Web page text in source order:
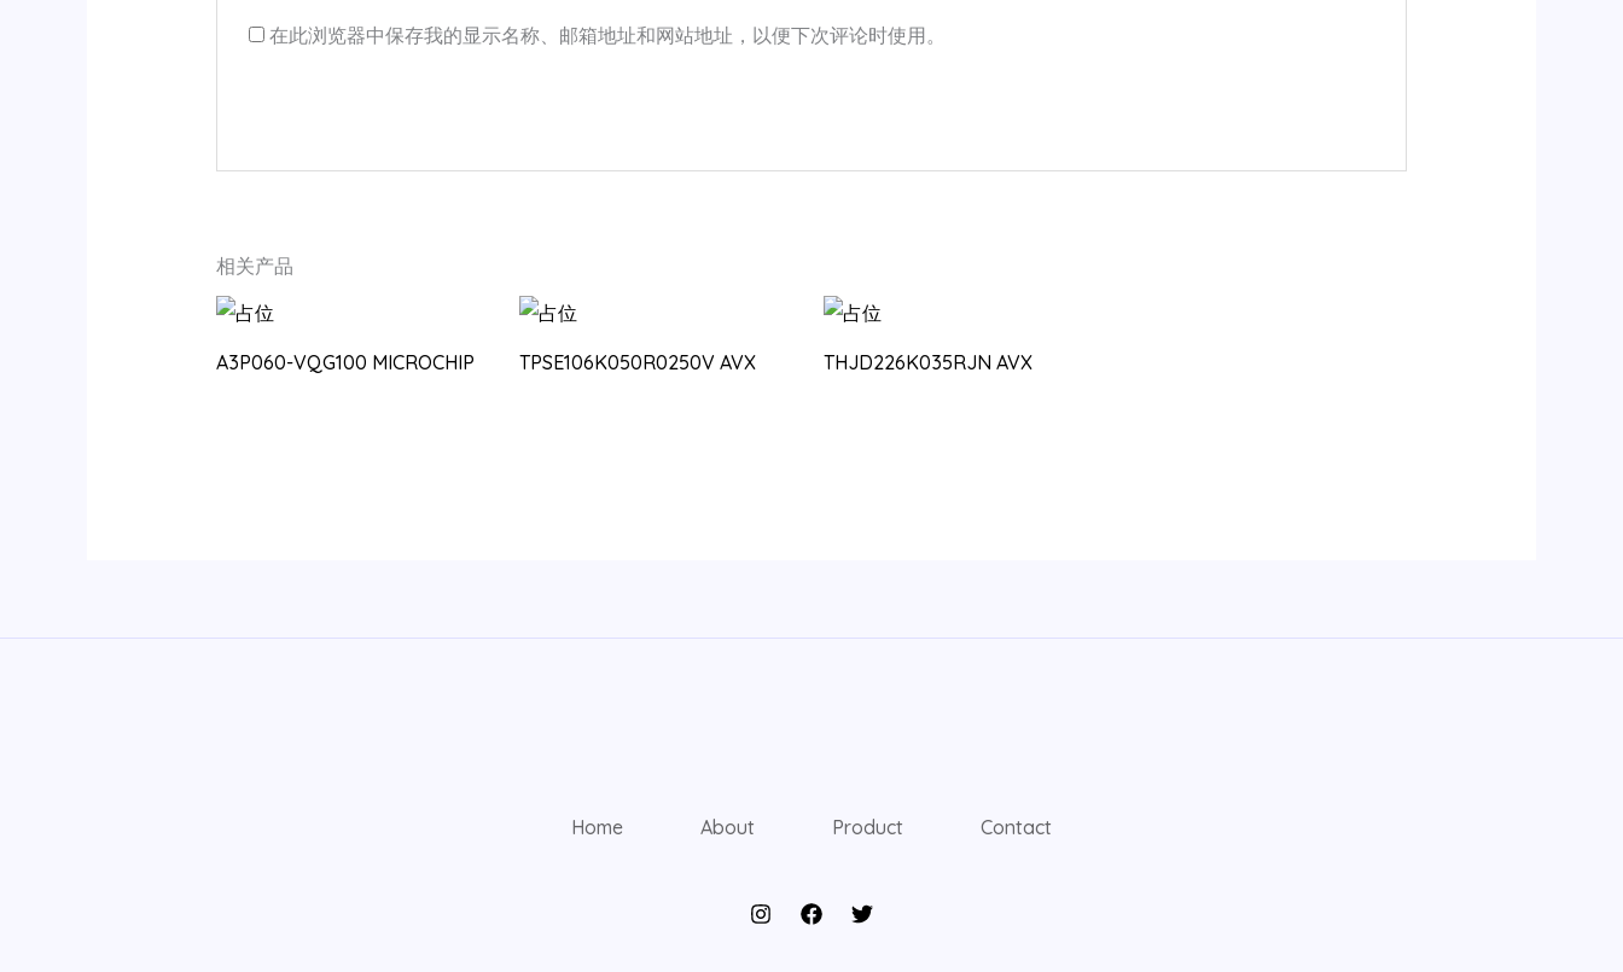
在此浏览器中保存我的显示名称、邮箱地址和网站地址，以便下次评论时使用。
相关产品
A3P060-VQG100 MICROCHIP TPSE106K050R0250V AVX THJD226K035RJN AVX
Home About Product Contact